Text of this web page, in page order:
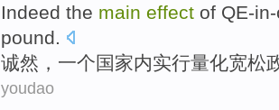
Indeed the main effect of QE-
pound.
诚然 ，一个国家内实行量化宽松
youdao